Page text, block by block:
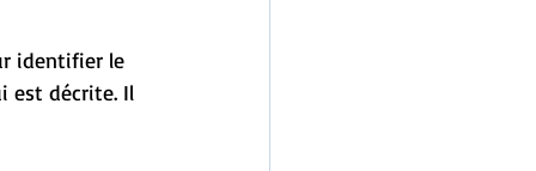
identifier le
est décrite. Il